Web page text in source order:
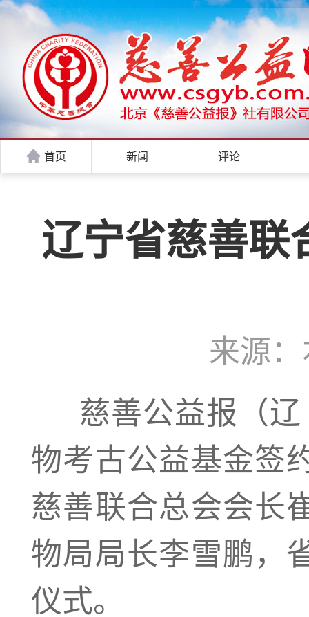
首页 新闻 评论
辽宁省慈善联
来源
慈善公益报（辽
物考古公益基金签
慈善联合总会会长
物局局长李雪鹏，
仪式。